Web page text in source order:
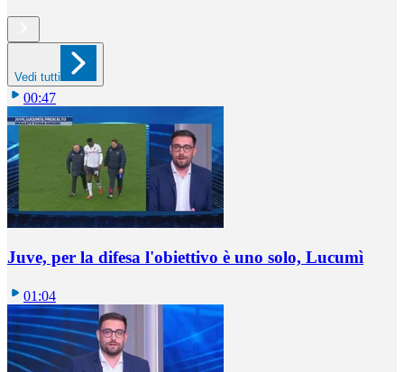
Vedi tutti
00:47
Juve, per la difesa l'obiettivo è uno solo, Lucumì
01:04